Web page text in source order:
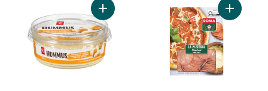
Ajouter Hummus au panier Ajouter